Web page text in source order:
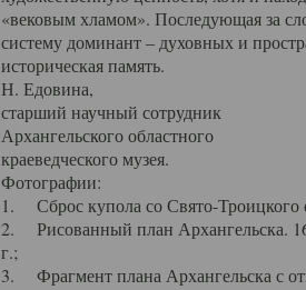
«вековым хламом». Последующая за
систему доминант – духовных и
историческая память.
Н. Едовина,
старший научный сотрудник
Архангельского областного
краеведческого музея.
Фотографии:
1. Сброс купола со Свято-Троицкого
2. Рисованный план Архангельска.
г.;
3. Фрагмент плана Архангельска с